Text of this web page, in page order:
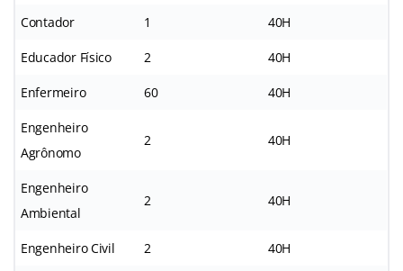
Contador 1 40H
Educador Físico 2 40H
Enfermeiro 60 40H
Engenheiro
Agrônomo
2 40H
Engenheiro
Ambiental
2 40H
Engenheiro Civil 2 40H